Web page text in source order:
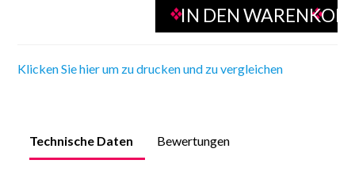
Klicken Sie hier um zu drucken und zu vergleichen
Technische Daten Bewertungen